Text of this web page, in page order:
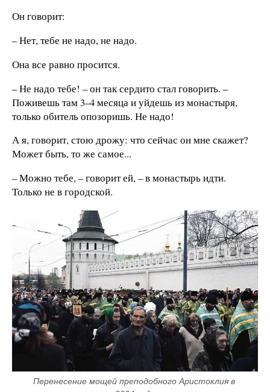
Он говорит:
– Нет, тебе не надо, не надо.
Она все равно просится.
– Не надо тебе! – он так сердито стал говорить. –
Поживешь там 3–4 месяца и уйдешь из монастыря,
только обитель опозоришь. Не надо!
А я, говорит, стою дрожу: что сейчас он мне скажет?
Может быть, то же самое...
– Можно тебе, – говорит ей, – в монастырь идти.
Только не в городской.
Перенесение мощей преподобного Аристоклия в